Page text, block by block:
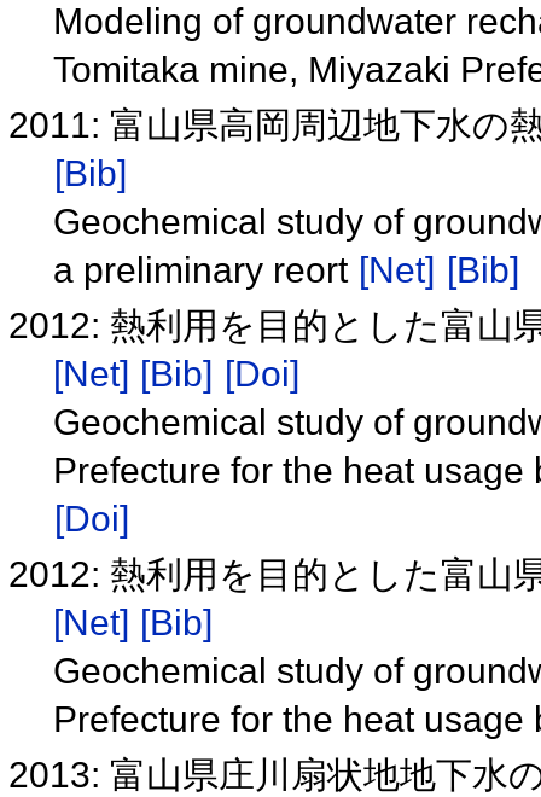
Modeling of groundwater
Tomitaka mine, Miyazaki
2011: 富山県高岡周辺地下水の
[Bib]
Geochemical study of
a preliminary reort [Net] [Bib]
2012: 熱利用を目的とした富山
[Net] [Bib] [Doi]
Geochemical study of
Prefecture for the heat
[Doi]
2012: 熱利用を目的とした富山
[Net] [Bib]
Geochemical study of
Prefecture for the heat
2013: 富山県庄川扇状地地下水